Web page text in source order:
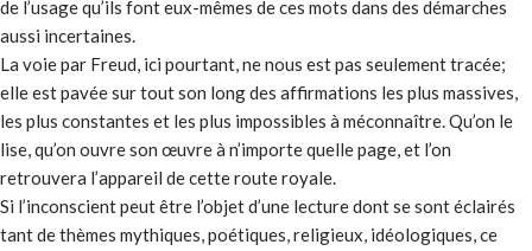
de l’usage qu’ils font eux-mêmes de ces mots dans des démarches
aussi incertaines.
La voie par Freud, ici pourtant, ne nous est pas seulement tracée;
elle est pavée sur tout son long des affirmations les plus massives,
les plus constantes et les plus impossibles à méconnaître. Qu’on le
lise, qu’on ouvre son œuvre à n’importe quelle page, et l’on
retrouvera l’appareil de cette route royale.
Si l’inconscient peut être l’objet d’une lecture dont se sont éclairés
tant de thèmes mythiques, poétiques, religieux, idéologiques, ce